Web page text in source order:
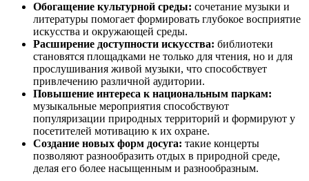
Обогащение культурной среды: сочетание музыки и
литературы помогает формировать глубокое восприятие
искусства и окружающей среды.
Расширение доступности искусства: библиотеки
становятся площадками не только для чтения, но и для
прослушивания живой музыки, что способствует
привлечению различной аудитории.
Повышение интереса к национальным паркам:
музыкальные мероприятия способствуют
популяризации природных территорий и формируют у
посетителей мотивацию к их охране.
Создание новых форм досуга: такие концерты
позволяют разнообразить отдых в природной среде,
делая его более насыщенным и разнообразным.